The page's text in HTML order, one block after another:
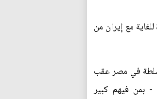
مع إيران من
في مصر عقب
- بمن فيهم كبير